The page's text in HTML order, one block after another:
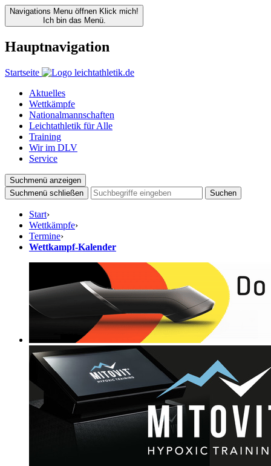
Navigations Menu öffnen Klick mich!
Ich bin das Menü.
Hauptnavigation
Startseite
Aktuelles
Wettkämpfe
Nationalmannschaften
Leichtathletik für Alle
Training
Wir im DLV
Service
Suchmenü anzeigen
Suchmenü schließen
Suchen
Start›
Wettkämpfe›
Termine›
Wettkampf-Kalender